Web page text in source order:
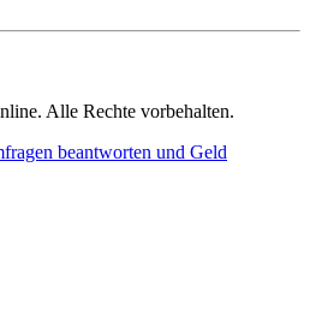
Alle Rechte vorbehalten.